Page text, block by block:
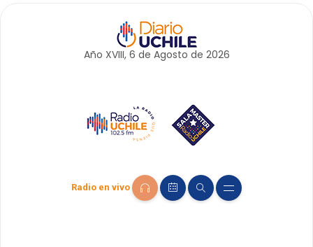
Año XVIII, 6 de Agosto de 2026
Radio en vivo